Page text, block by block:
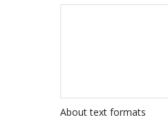
About text formats